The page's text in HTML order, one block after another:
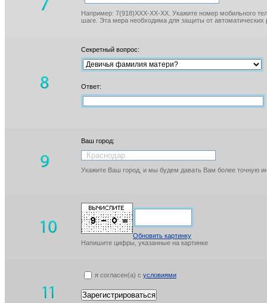
Например: 7(918)XXX-XX-XX. Укажите номер мобильного
шаге. Эта мера необходима для защиты от автоматических
Секретный вопрос:
Ответ:
Ваш город:
Укажите Ваш город, и мы будем давать Вам более точную
Обновить картинку
Напишите цифры, указанные на картинке
я согласен(а) с условиями
Зарегистрироваться